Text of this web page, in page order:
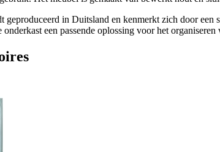
geproduceerd in Duitsland en kenmerkt zich door
onderkast een passende oplossing voor het organiseren